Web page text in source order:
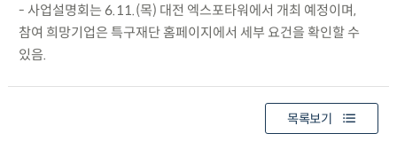
- 사업설명회는 6.11.(목) 대전 엑스포타워에서 개최 예정이며,
참여 희망기업은 특구재단 홈페이지에서 세부 요건을 확인할 수
있음.
목록보기